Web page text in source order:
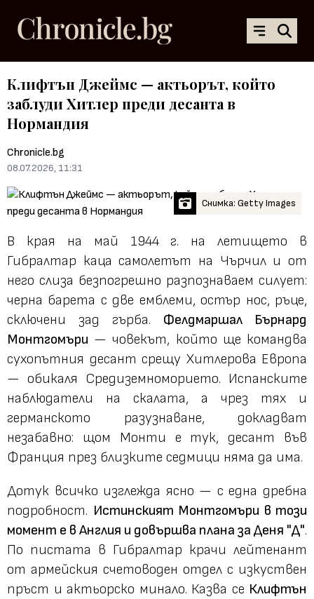
Клифтън Джеймс — актьорът, който
заблуди Хитлер преди десанта в
Нормандия
Chronicle.bg
08.07.2026, 11:31
Снимка: Getty Images
В края на май 1944 г. на летището в
Гибралтар каца самолетът на Чърчил и от
него слиза безпогрешно разпознаваем силует:
черна барета с две емблеми, остър нос, ръце,
сключени зад гърба. Фелдмаршал Бърнард
Монтгомъри — човекът, който ще командва
сухопътния десант срещу Хитлерова Европа
— обикаля Средиземноморието. Испанските
наблюдатели на скалата, а чрез тях и
германското разузнаване, докладват
незабавно: щом Монти е тук, десант във
Франция през близките седмици няма да има.
Дотук всичко изглежда ясно — с една дребна
подробност. Истинският Монтгомъри в този
момент е в Англия и довършва плана за Деня "Д".
По пистата в Гибралтар крачи лейтенант
от армейския счетоводен отдел с изкуствен
пръст и актьорско минало. Казва се Клифтън